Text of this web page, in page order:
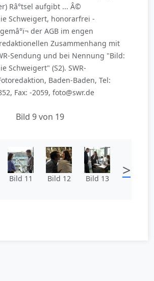
Râ°tsel aufgibt ... Â©
Schweigert, honorarfrei -
der AGB im engen
Zusammenhang mit
Sendung und bei Nennung "Bild:
Schweigert" (S2). SWR-
Baden-Baden, Tel:
Fax: -2059, foto@swr.de
Bild 9 von 19
Bild 11 Bild 12 Bild 13 >